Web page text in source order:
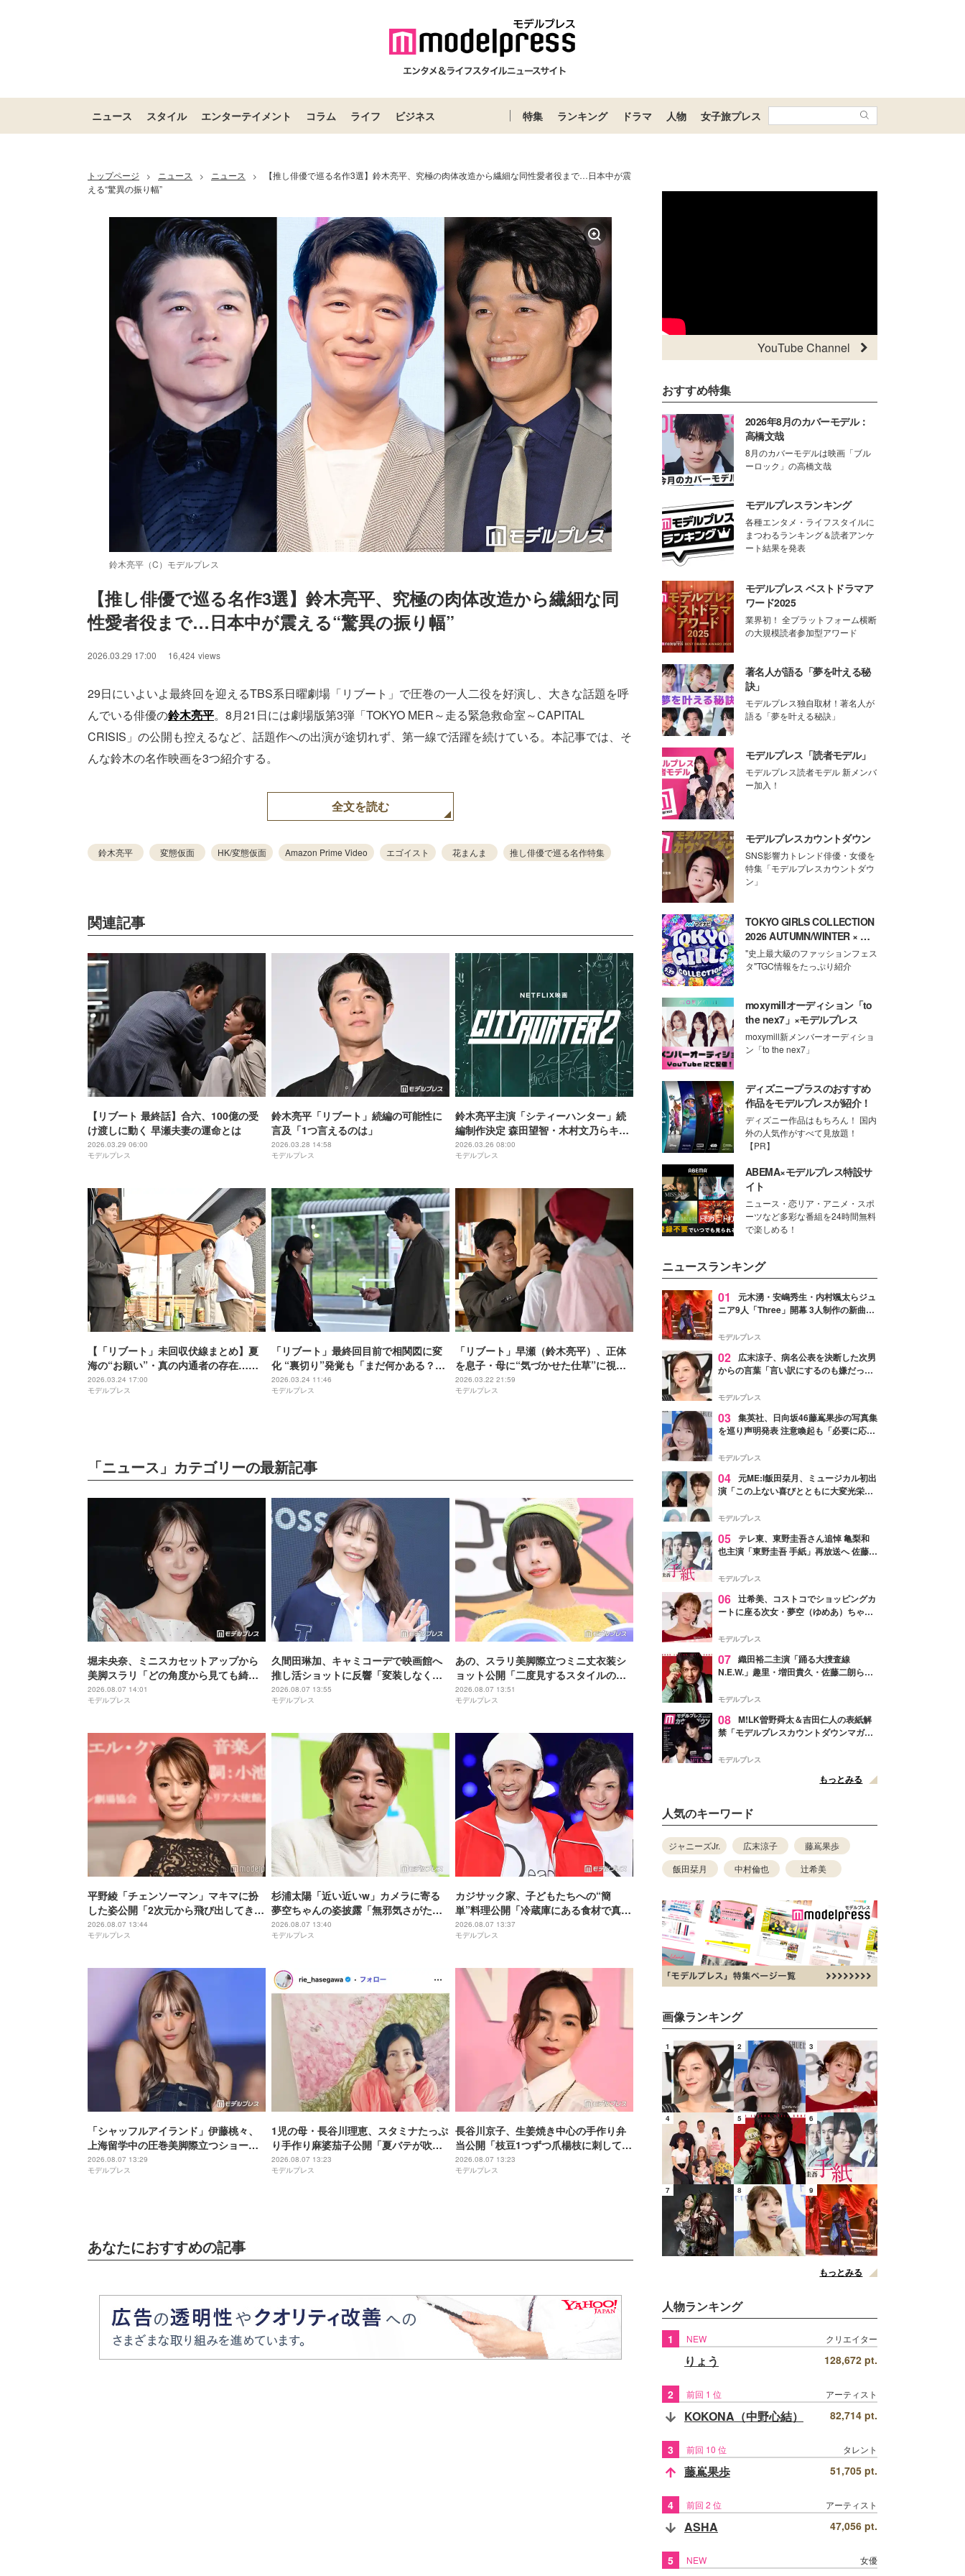
ニュース スタイル エンターテイメント コラム ライフ ビジネス 特集 ランキング ドラマ 人物 女子旅プレス
トップページ > ニュース > ニュース >
【推し俳優で巡る名作3選】鈴木亮平、究極の肉体改造から繊細な同性愛者役まで…日本中が震
える“驚異の振り幅”
鈴木亮平（C）モデルプレス
Unmute Loaded:
62.68%
【推し俳優で巡る名作3選】鈴木亮平、究極の肉体改造から繊細な同
性愛者役まで…日本中が震える“驚異の振り幅”
2026.03.29 17:00 16,424 views
29日にいよいよ最終回を迎えるTBS系日曜劇場「リブート」で圧巻の一人二役を好演し、大きな話題を呼
んでいる俳優の鈴木亮平。8月21日には劇場版第3弾「TOKYO MER～走る緊急救命室～CAPITAL
CRISIS」の公開も控えるなど、話題作への出演が途切れず、第一線で活躍を続けている。本記事では、そ
んな鈴木の名作映画を3つ紹介する。
全文を読む
鈴木亮平 変態仮面 HK/変態仮面 Amazon Prime Video エゴイスト 花まんま 推し俳優で巡る名作特集
関連記事
【リブート 最終話】合六、100億の受
け渡しに動く 早瀬夫妻の運命とは
2026.03.29 06:00
モデルプレス
鈴木亮平「リブート」続編の可能性に
言及「1つ言えるのは」
2026.03.28 14:58
モデルプレス
鈴木亮平主演「シティーハンター」続
編制作決定 森田望智・木村文乃らキャ
ストも続投
2026.03.26 08:00
モデルプレス
【「リブート」未回収伏線まとめ】夏
海の“お願い”・真の内通者の存在…最
終回目前で考察加速「最後の切り札に
なりそう」＜ネタバレあり＞
2026.03.24 17:00
モデルプレス
「リブート」最終回目前で相関図に変
化 “裏切り”発覚も「まだ何かある？」
「気になりすぎる」と注目集まる【ネ
タバレあり】
2026.03.24 11:46
モデルプレス
「リブート」早瀬（鈴木亮平）、正体
を息子・母に“気づかせた仕草”に視聴
者涙【第9話ネタバレ】
2026.03.22 21:59
モデルプレス
「ニュース」カテゴリーの最新記事
堀未央奈、ミニスカセットアップから
美脚スラリ「どの角度から見ても綺
麗」「大人っぽい雰囲気が素敵」と反
響
2026.08.07 14:01
モデルプレス
久間田琳加、キャミコーデで映画館へ
推し活ショットに反響「変装しなくて
大丈夫？」「透明感レベチ」と反響
2026.08.07 13:55
モデルプレス
あの、スラリ美脚際立つミニ丈衣装シ
ョット公開「二度見するスタイルの良
さ」「完璧な着こなし」と反響
2026.08.07 13:51
モデルプレス
平野綾「チェンソーマン」マキマに扮
した姿公開「2次元から飛び出してきた
みたい」「美しさに思わず目を奪われ
た」と反響
2026.08.07 13:44
モデルプレス
杉浦太陽「近い近いw」カメラに寄る
夢空ちゃんの姿披露「無邪気さがたま
らない」「全てが愛おしい」の声
2026.08.07 13:40
モデルプレス
カジサック家、子どもたちへの“簡
単”料理公開「冷蔵庫にある食材で真似
できそう」「大人も喜びそうなメニュ
ー」の声
2026.08.07 13:37
モデルプレス
「シャッフルアイランド」伊藤桃々、
上海留学中の圧巻美脚際立つショーパ
ン姿に反響「身体の半分以上脚」「レ
ベチのスタイル」
2026.08.07 13:29
モデルプレス
1児の母・長谷川理恵、スタミナたっぷ
り手作り麻婆茄子公開「夏バテが吹っ
飛びそう」「食欲そそられる色」の声
2026.08.07 13:23
モデルプレス
長谷川京子、生姜焼き中心の手作り弁
当公開「枝豆1つずつ爪楊枝に刺してる
のマメ」「彩り綺麗」と反響
2026.08.07 13:23
モデルプレス
あなたにおすすめの記事
YouTube Channel
おすすめ特集
2026年8月のカバーモデル：
高橋文哉
8月のカバーモデルは映画「ブル
ーロック」の高橋文哉
モデルプレスランキング
各種エンタメ・ライフスタイルに
まつわるランキング＆読者アンケ
ート結果を発表
モデルプレス ベストドラマア
ワード2025
業界初！ 全プラットフォーム横断
の大規模読者参加型アワード
著名人が語る「夢を叶える秘
訣」
モデルプレス独自取材！著名人が
語る「夢を叶える秘訣」
モデルプレス「読者モデル」
モデルプレス読者モデル 新メンバ
ー加入！
モデルプレスカウントダウン
SNS影響力トレンド俳優・女優を
特集「モデルプレスカウントダウ
ン」
TOKYO GIRLS COLLECTION
2026 AUTUMN/WINTER × モ
デルプレス
"史上最大級のファッションフェス
タ"TGC情報をたっぷり紹介
moxymillオーディション「to
the nex7」×モデルプレス
moxymill新メンバーオーディショ
ン「to the nex7」
ディズニープラスのおすすめ
作品をモデルプレスが紹介！
ディズニー作品はもちろん！ 国内
外の人気作がすべて見放題！
【PR】
ABEMA×モデルプレス特設サ
イト
ニュース・恋リア・アニメ・スポ
ーツなど多彩な番組を24時間無料
で楽しめる！
ニュースランキング
01
元木湧・安嶋秀生・内村颯太らジュ
ニア9人「Three」開幕 3人制作の新曲＆
進んで夢を掴みたい」【ゲネプロレポ】
モデルプレス
02
広末涼子、病名公表を決断した次男
からの言葉「言い訳にするのも嫌だっ
モデルプレス
03 集英社、日向坂46藤嶌果歩の写真集
を巡り声明発表 注意喚起も「必要に応じ
モデルプレス
04 元ME:I飯田栞月、ミュージカル初出
演「この上ない喜びとともに大変光栄」
ャスト発表
モデルプレス
05 テレ東、東野圭吾さん追悼 亀梨和
也主演「東野圭吾 手紙」再放送へ 佐藤隆
モデルプレス
06 辻希美、コストコでショッピングカ
ートに座る次女・夢空（ゆめあ）ちゃん
ぎ」「成長を感じる」の声
モデルプレス
07 織田裕二主演「踊る大捜査線
N.E.W.」趣里・増田貴久・佐藤二朗ら新
徴する“謎のキーワード”も
モデルプレス
08 M!LK曽野舜太＆吉田仁人の表紙解
禁「モデルプレスカウントダウンマガジ
モデルプレス
もっとみる
人気のキーワード
ジャニーズJr. 広末涼子
藤嶌果歩
飯田栞月
中村倫也 辻希美
画像ランキング
1 2 3
4 5 6
7 8 9
もっとみる
人物ランキング
1 NEW クリエイター
りょう 128,672 pt.
2 前回 1 位 アーティスト
KOKONA（中野心結） 82,714 pt.
3 前回 10 位 タレント
藤嶌果歩 51,705 pt.
4 前回 2 位 アーティスト
ASHA 47,056 pt.
5 NEW 女優